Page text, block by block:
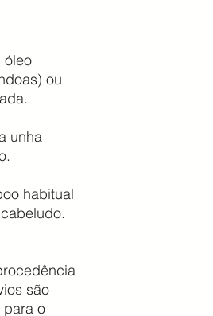
óleo
ou
unha
habitual
são
para o